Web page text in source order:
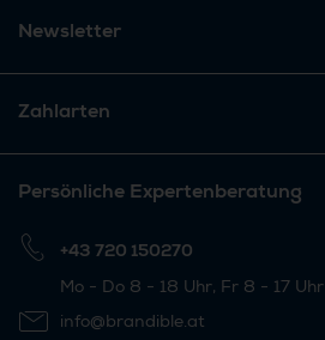
Newsletter
Zahlarten
Persönliche Expertenberatung
+43 720 150270
Mo - Do 8 - 18 Uhr, Fr 8 - 17 Uhr
info@brandible.at